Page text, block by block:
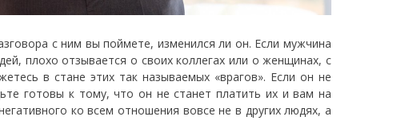
с ним вы поймете, изменился ли он. Если мужчина
плохо отзывается о своих коллегах или о женщинах, с
в стане этих так называемых «врагов». Если он не
готовы к тому, что он не станет платить их и вам на
ко всем отношения вовсе не в других людях, а